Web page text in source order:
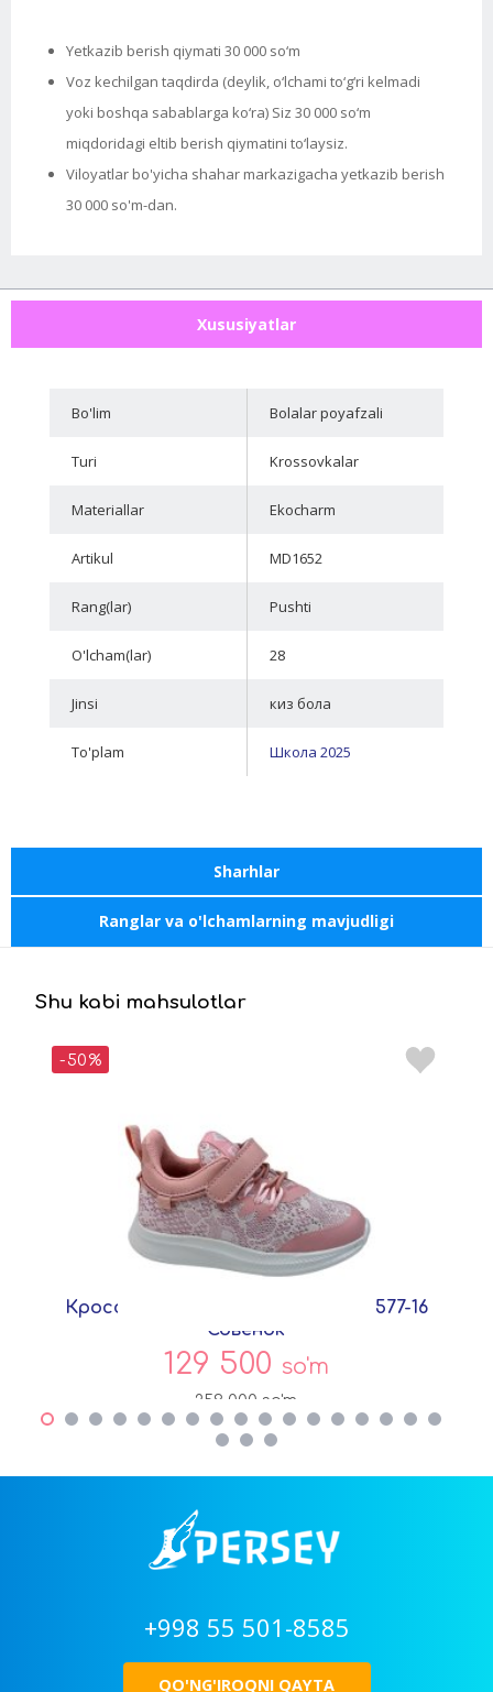
Yetkazib berish qiymati 30 000 so‘m
Voz kechilgan taqdirda (deylik, o‘lchami to‘g‘ri kelmadi
yoki boshqa sabablarga ko‘ra) Siz 30 000 so‘m
miqdoridagi eltib berish qiymatini to‘laysiz.
Viloyatlar bo'yicha shahar markazigacha yetkazib berish
30 000 so'm-dan.
Xususiyatlar
Bo'lim Bolalar poyafzali
Turi Krossovkalar
Materiallar Ekocharm
Artikul MD1652
Rang(lar) Pushti
O'lcham(lar) 28
Jinsi киз бола
To'plam Школа 2025
Sharhlar
Ranglar va o'lchamlarning mavjudligi
Shu kabi mahsulotlar
-50%
Кроссовки Розовый Текстиль C5577-16
Совёнок
129 500 so'm
259 000 so'm
+998 55 501-8585
QO'NG'IROQNI QAYTA